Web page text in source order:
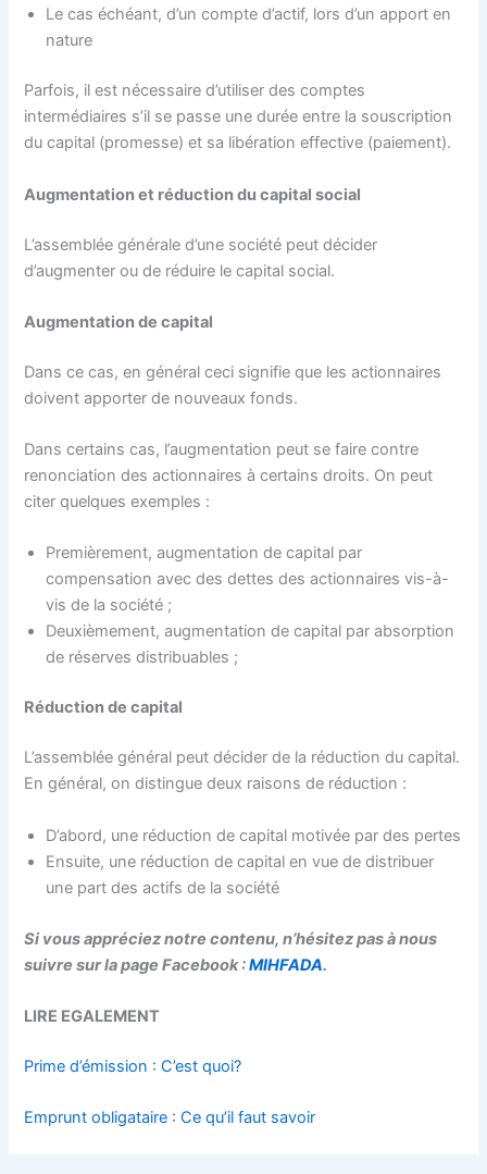
Le cas échéant, d’un compte d’actif, lors d’un apport en
nature
Parfois, il est nécessaire d’utiliser des comptes
intermédiaires s’il se passe une durée entre la souscription
du capital (promesse) et sa libération effective (paiement).
Augmentation et réduction du capital social
L’assemblée générale d’une société peut décider
d’augmenter ou de réduire le capital social.
Augmentation de capital
Dans ce cas, en général ceci signifie que les actionnaires
doivent apporter de nouveaux fonds.
Dans certains cas, l’augmentation peut se faire contre
renonciation des actionnaires à certains droits. On peut
citer quelques exemples :
Premièrement, augmentation de capital par
compensation avec des dettes des actionnaires vis-à-
vis de la société ;
Deuxièmement, augmentation de capital par absorption
de réserves distribuables ;
Réduction de capital
L’assemblée général peut décider de la réduction du capital.
En général, on distingue deux raisons de réduction :
D’abord, une réduction de capital motivée par des pertes
Ensuite, une réduction de capital en vue de distribuer
une part des actifs de la société
Si vous appréciez notre contenu, n’hésitez pas à nous
suivre sur la page Facebook :MIHFADA.
LIRE EGALEMENT
Prime d’émission : C’est quoi?
Emprunt obligataire : Ce qu’il faut savoir